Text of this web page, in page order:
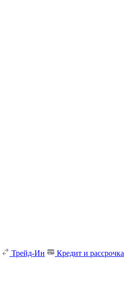
Трейд-Ин Кредит и рассрочка